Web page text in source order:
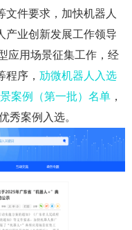
文件要求，加快机器人
产业创新发展工作领导
应用场景征集工作，经
序， 劢微机器人入选
案例（第一批）名单 ，
秀案例入选。